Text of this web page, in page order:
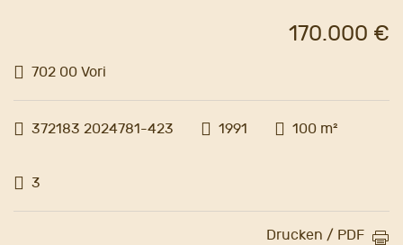
702 00 Vori
170.000 €
372183 2024781-423 1991 100 m²
3
Drucken / PDF